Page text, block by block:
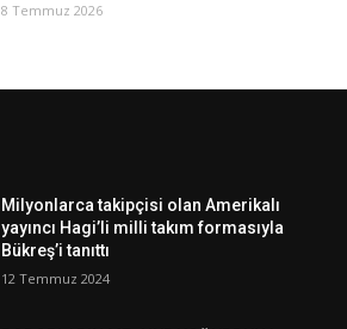
8 Temmuz 2026
Milyonlarca takipçisi olan Amerikalı
yayıncı Hagi’li milli takım formasıyla
Bükreş’i tanıttı
12 Temmuz 2024